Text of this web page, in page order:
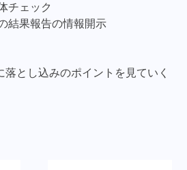
チェック
結果報告の情報開示
とし込みのポイントを見ていく